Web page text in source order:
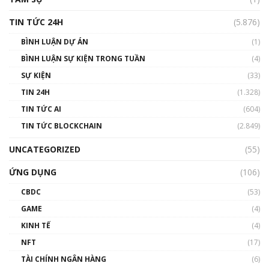
TIN TỨC 24H
(5.876)
BÌNH LUẬN DỰ ÁN
(1)
BÌNH LUẬN SỰ KIỆN TRONG TUẦN
(4)
SỰ KIỆN
(33)
TIN 24H
(1.328)
TIN TỨC AI
(604)
TIN TỨC BLOCKCHAIN
(2.849)
UNCATEGORIZED
(55)
ỨNG DỤNG
(106)
CBDC
(53)
GAME
(4)
KINH TẾ
(4)
NFT
(17)
TÀI CHÍNH NGÂN HÀNG
(6)